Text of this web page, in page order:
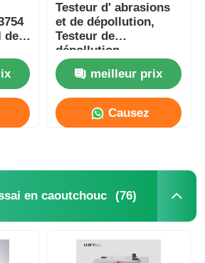
de
pour
Testeur d' abrasions
et de dépollution,
Testeur de
dépollution.
meilleur prix
Causez
en caoutchouc (76)